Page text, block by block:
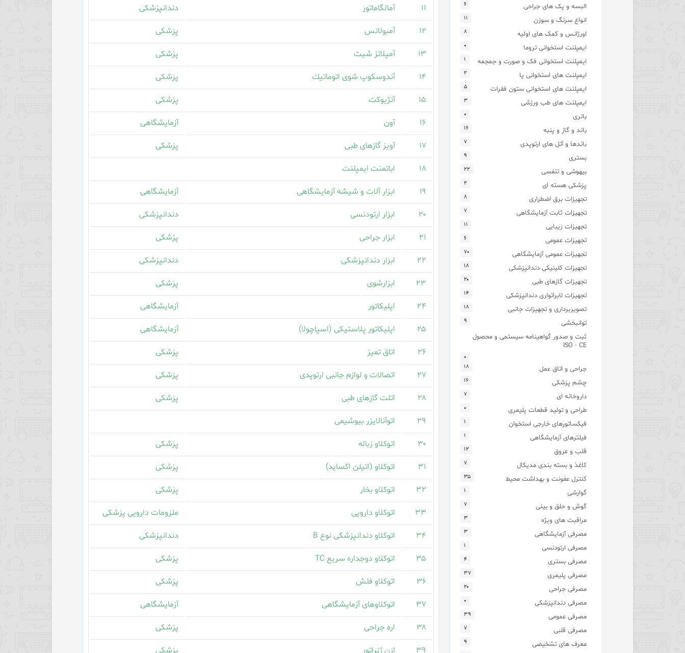
۱۱ آمالگاماتور دندانپزشکی
۱۲ آمبولانس پزشکی
۱۳ آمپلاتز شیت پزشکی
۱۴ آندوسكوپ شوی اتوماتیك پزشکی
۱۵ آنژیوکت پزشکی
۱۶ آون آزمایشگاهی
۱۷ آویز گازهای طبی پزشکی
۱۸ اباتمنت ایمپلنت
۱۹ ابزار آلات و شیشه آزمایشگاهی آزمایشگاهی
۲۰ ابزار ارتودنسی دندانپزشکی
۲۱ ابزار جراحی پزشکی
۲۲ ابزار دندانپزشکی دندانپزشکی
۲۳ ابزارشوی پزشکی
۲۴ اپلیکاتور آزمایشگاهی
۲۵ اپلیکاتور پلاستیکی (اسپاچولا) آزمایشگاهی
۲۶ اتاق تمیز پزشکی
۲۷ اتصالات و لوازم جانبی ارتوپدی پزشکی
۲۸ اتلت گازهای طبی پزشکی
۲۹ اتوآنالایزر بیوشیمی
۳۰ اتوکلاو زباله پزشکی
۳۱ اتوکلاو (اتیلن اکساید) پزشکی
۳۲ اتوکلاو بخار پزشکی
۳۳ اتوکلاو دارویی ملزومات دارویی پزشکی
۳۴ اتوکلاو دندانپزشکی نوع B دندانپزشکی
۳۵ اتوکلاو دوجداره سریع TC پزشکی
۳۶ اتوکلاو فلش پزشکی
۳۷ اتوکلاوهای آزمایشگاهی آزمایشگاهی
۳۸ اره جراحی پزشکی
۳۹ ازن ژنراتور پزشکی
البسه و پک های جراحی ۶
انواع سرنگ و سوزن ۱۱
اورژانس و کمک های اولیه ۸
ایمپلنت استخوانی تروما ۰
ایمپلنت استخوانی فک و صورت و جمجمه ۱
ایمپلنت های استخوانی پا ۲
ایمپلنت های استخوانی ستون فقرات ۵
ایمپلنت های طب ورزشی ۳
باتری ۰
باند و گاز و پنبه ۱۶
باندها و آتل های ارتوپدی ۷
بستری ۹
بیهوشی و تنفسی ۲۲
پزشکی هسته ای ۲
تجهیزات برق اضطراری ۸
تجهیزات ثابت آزمایشگاهی ۷
تجهیزات زیبایی ۱۱
تجهیزات عمومی ۶
تجهیزات عمومی آزمایشگاهی ۷۰
تجهیزات کلینیکی دندانپزشکی ۱۸
تجهیزات گازهای طبی ۲۰
تجهیزات لابراتواری دندانپزشکی ۱۴
تصویربرداری و تجهیزات جانبی ۱۸
توانبخشی ۹
ثبت و صدور گواهینامه سیستمی و محصول
ISO - CE
۰
جراحی و اتاق عمل ۱۸
چشم پزشکی ۱۶
داروخانه ای ۷
طراحی و تولید قطعات پلیمری ۰
فیکساتورهای خارجی استخوان ۱
فیلترهای آزمایشگاهی ۱
قلب و عروق ۱۲
کاغذ و بسته بندی مدیکال ۷
کنترل عفونت و بهداشت محیط ۳۵
گوارشی ۱
گوش و حلق و بینی ۷
مراقبت های ویژه ۳
مصرفی آزمایشگاهی ۳
مصرفی ارتودنسی ۱
مصرفی بستری ۴
مصرفی پلیمری ۳۷
مصرفی جراحی ۲۰
مصرفی دندانپزشکی ۰
مصرفی عمومی ۳۹
مصرفی قلبی ۷
معرف های تشخیصی ۹